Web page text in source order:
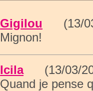
Gigilou (13/
Mignon!
Icila(13/03/
Quand je pense